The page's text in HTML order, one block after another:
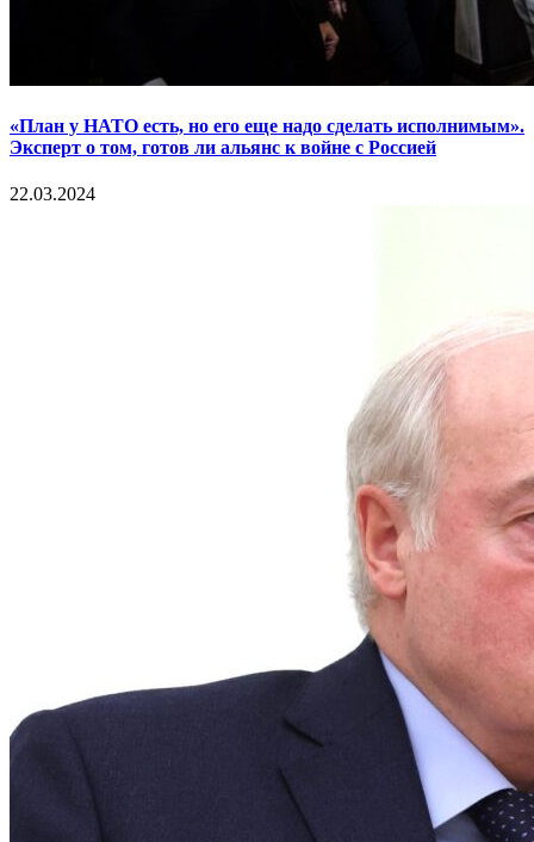
«План у НАТО есть, но его еще надо сделать исполнимым».
Эксперт о том, готов ли альянс к войне с Россией
22.03.2024